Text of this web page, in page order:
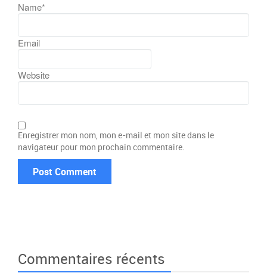
Name*
Email
Website
Enregistrer mon nom, mon e-mail et mon site dans le
navigateur pour mon prochain commentaire.
Commentaires récents